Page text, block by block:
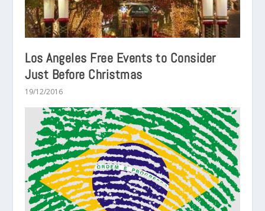
Los Angeles Free Events to Consider
Just Before Christmas
19/12/2016